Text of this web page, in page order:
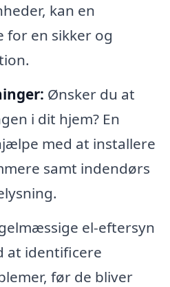
kan en
for en sikker og
Ønsker du at
i dit hjem? En
med at installere
samt indendørs
el-eftersyn
at identificere
før de bliver